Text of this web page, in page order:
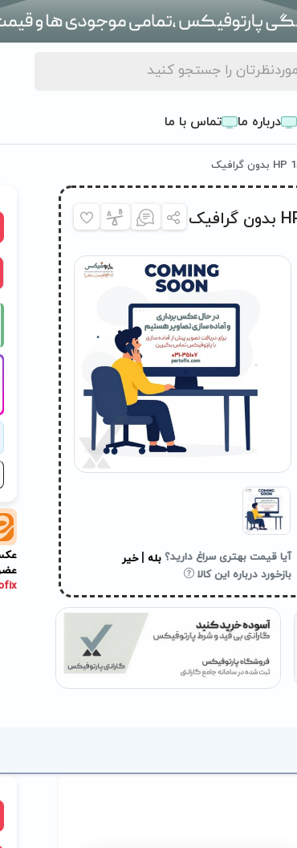
درباره ما تماس با ما
آیا قیمت بهتری سراغ دارید؟ بله
خیر
بازخورد درباره این کالا